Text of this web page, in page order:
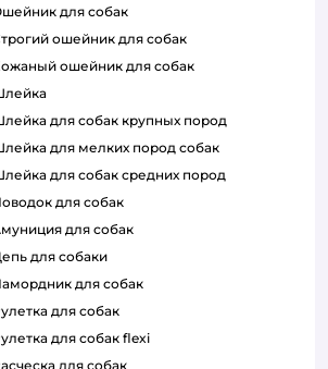
ошейник для собак
строгий ошейник для собак
кожаный ошейник для собак
шлейка
шлейка для собак крупных пород
шлейка для мелких пород собак
шлейка для собак средних пород
поводок для собак
амуниция для собак
цепь для собаки
намордник для собак
рулетка для собак
рулетка для собак flexi
расческа для собак